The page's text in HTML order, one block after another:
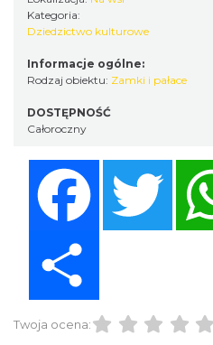
Kategoria:
Dziedzictwo kulturowe
Informacje ogólne:
Rodzaj obiektu: Zamki i pałace
DOSTĘPNOŚĆ
Całoroczny
Twoja ocena: